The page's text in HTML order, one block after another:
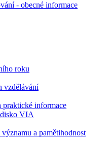
- obecné informace
roku
vzdělávání
praktické informace
VIA
a pamětihodnost